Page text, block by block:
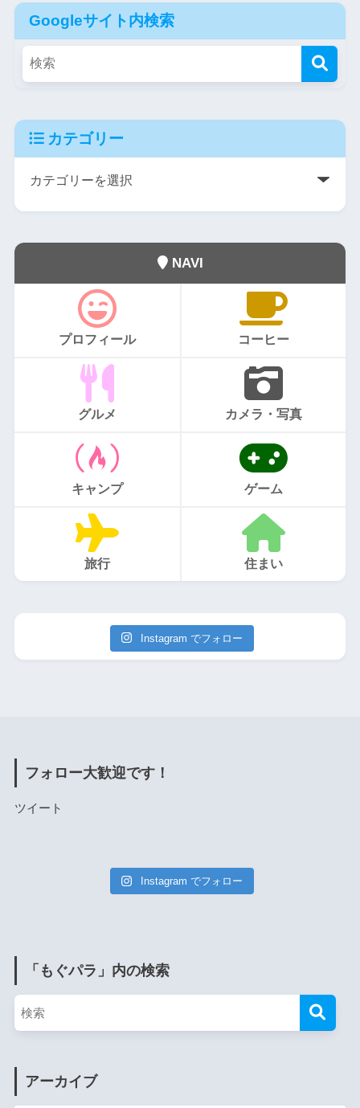
Googleサイト内検索
カテゴリー
NAVI
プロフィール コーヒー
グルメ カメラ・写真
キャンプ ゲーム
旅行 住まい
Instagram でフォロー
フォロー大歓迎です！
ツイート
Instagram でフォロー
「もぐパラ」内の検索
アーカイブ